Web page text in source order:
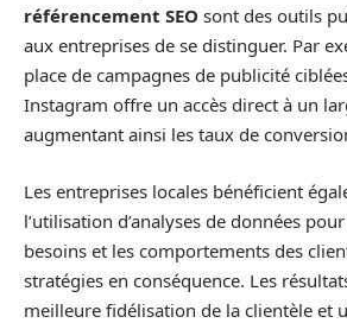
référencement SEO sont des outils
aux entreprises de se distinguer. Par
place de campagnes de publicité
Instagram offre un accès direct à un
augmentant ainsi les taux de
Les entreprises locales bénéficient
l’utilisation d’analyses de données
besoins et les comportements des
stratégies en conséquence. Les
meilleure fidélisation de la clientèle et